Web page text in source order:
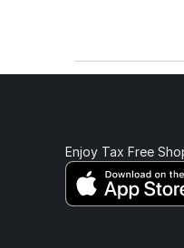
Enjoy Tax Free